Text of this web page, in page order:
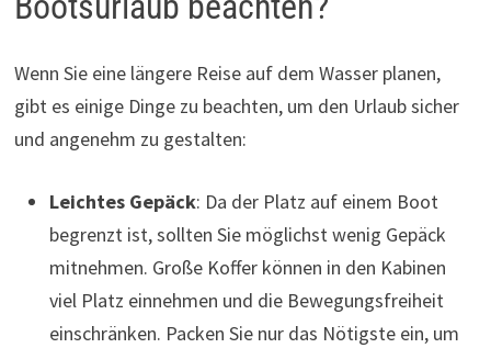
Wenn Sie eine längere Reise auf dem Wasser planen,
gibt es einige Dinge zu beachten, um den Urlaub sicher
und angenehm zu gestalten:
Leichtes Gepäck: Da der Platz auf einem Boot
begrenzt ist, sollten Sie möglichst wenig Gepäck
mitnehmen. Große Koffer können in den Kabinen
viel Platz einnehmen und die Bewegungsfreiheit
einschränken. Packen Sie nur das Nötigste ein, um